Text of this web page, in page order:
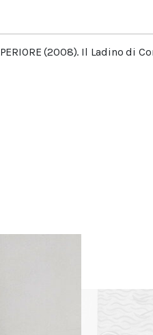
(2008). Il Ladino di